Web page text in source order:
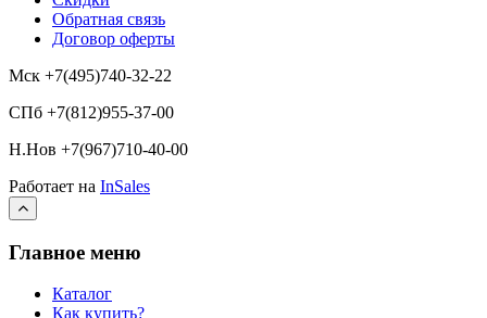
Обратная связь
Договор оферты
Мск +7(495)740-32-22
СПб +7(812)955-37-00
Н.Нов +7(967)710-40-00
Работает на InSales
Главное меню
Каталог
Как купить?